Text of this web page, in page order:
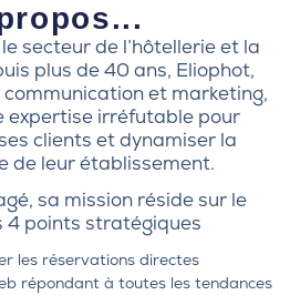
secteur de l’hôtellerie et la
plus de 40 ans, Eliophot,
et marketing,
expertise irréfutable pour
clients et dynamiser la
de leur établissement.
sa mission réside sur le
4 points stratégiques
les réservations directes
répondant à toutes les tendances